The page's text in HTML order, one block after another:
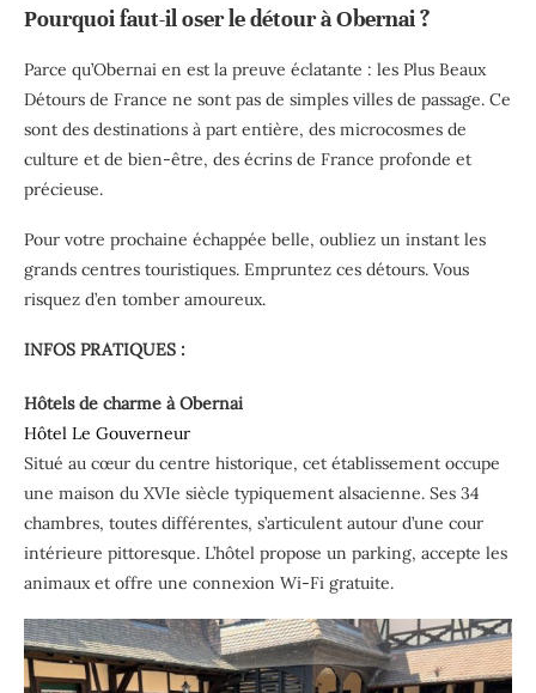
Pourquoi faut-il oser le détour à Obernai ?
Parce qu’Obernai en est la preuve éclatante : les Plus Beaux
Détours de France ne sont pas de simples villes de passage. Ce
sont des destinations à part entière, des microcosmes de
culture et de bien-être, des écrins de France profonde et
précieuse.
Pour votre prochaine échappée belle, oubliez un instant les
grands centres touristiques. Empruntez ces détours. Vous
risquez d’en tomber amoureux.
INFOS PRATIQUES :
Hôtels de charme à Obernai
Hôtel Le Gouverneur
Situé au cœur du centre historique, cet établissement occupe
une maison du XVIe siècle typiquement alsacienne. Ses 34
chambres, toutes différentes, s’articulent autour d’une cour
intérieure pittoresque. L’hôtel propose un parking, accepte les
animaux et offre une connexion Wi-Fi gratuite.